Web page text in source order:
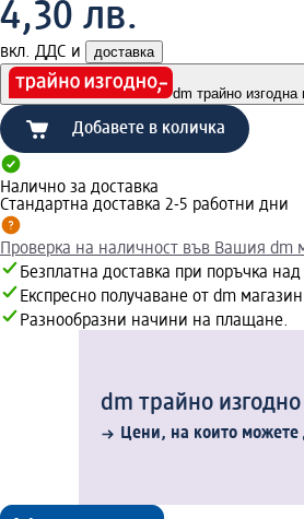
4,30 лв.
вкл. ДДС и доставка
dm трайно изгодна
Добавете в количка
Налично за доставка
Стандартна доставка 2-5 работни дни
Проверка на наличност във Вашия dm
Безплатна доставка при поръчка
Експресно получаване от dm
Разнообразни начини на плащане.
dm трайно изгодно
Цени, на които можете